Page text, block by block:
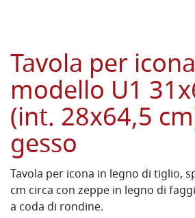
Tavola per
modello U1
(int. 28x64,5
gesso
Tavola per icona in legno di tiglio,
cm circa conzeppe in legno di
a coda di rondine.